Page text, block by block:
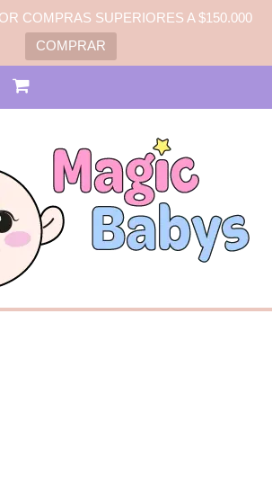
COMPRAS SUPERIORES A $150.000
COMPRAR